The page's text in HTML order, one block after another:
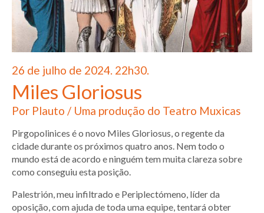
26 de julho de 2024. 22h30.
Miles Gloriosus
Por Plauto / Uma produção do Teatro Muxicas
Pirgopolinices é o novo Miles Gloriosus, o regente da
cidade durante os próximos quatro anos. Nem todo o
mundo está de acordo e ninguém tem muita clareza sobre
como conseguiu esta posição.
Palestrión, meu infiltrado e Periplectómeno, líder da
oposição, com ajuda de toda uma equipe, tentará obter